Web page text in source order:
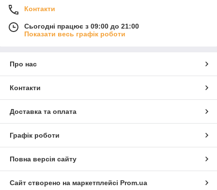
Контакти
Сьогодні працює з 09:00 до 21:00
Показати весь графік роботи
Про нас
Контакти
Доставка та оплата
Графік роботи
Повна версія сайту
Сайт створено на маркетплейсі Prom.ua